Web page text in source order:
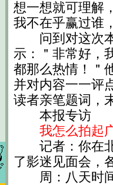
想一想就可理解
我不在乎赢过谁
问到对这次本
示：＂非常好，
都那么热情！＂
并对内容一一评
读者亲笔题词，
本报专访
我怎么拍起
记者：你在北
了影迷见面会，
周：八天时间